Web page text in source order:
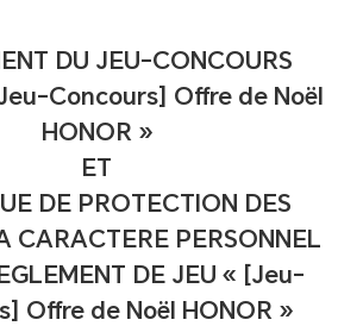
DU JEU-CONCOURS
Concours] Offre de Noël
HONOR »
ET
DE PROTECTION DES
CARACTERE PERSONNEL
DE JEU « [Jeu-
Offre de Noël HONOR »